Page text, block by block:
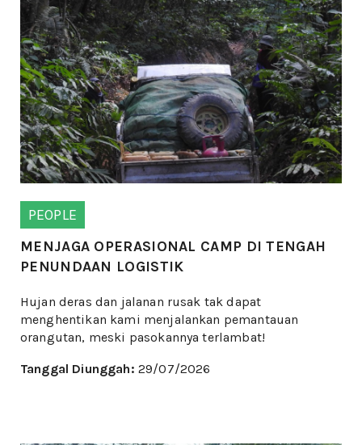
PEOPLE
MENJAGA OPERASIONAL CAMP DI TENGAH
PENUNDAAN LOGISTIK
Hujan deras dan jalanan rusak tak dapat
menghentikan kami menjalankan pemantauan
orangutan, meski pasokannya terlambat!
Tanggal Diunggah: 29/07/2026